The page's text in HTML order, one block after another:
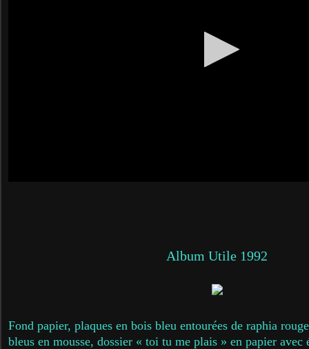
Album Utile 1992
Fond papier, plaques en bois bleu entourées de raphia
bleus en mousse, dossier « toi tu me plais » en papier avec